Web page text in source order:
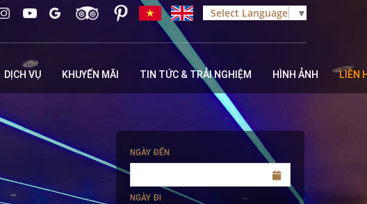
Select Language ▼
DỊCH VỤ KHUYẾN MÃI TIN TỨC & TRẢI NGHIỆM HÌNH ẢNH LIÊN
NGÀY ĐẾN
NGÀY ĐI